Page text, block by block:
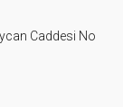
Caddesi No